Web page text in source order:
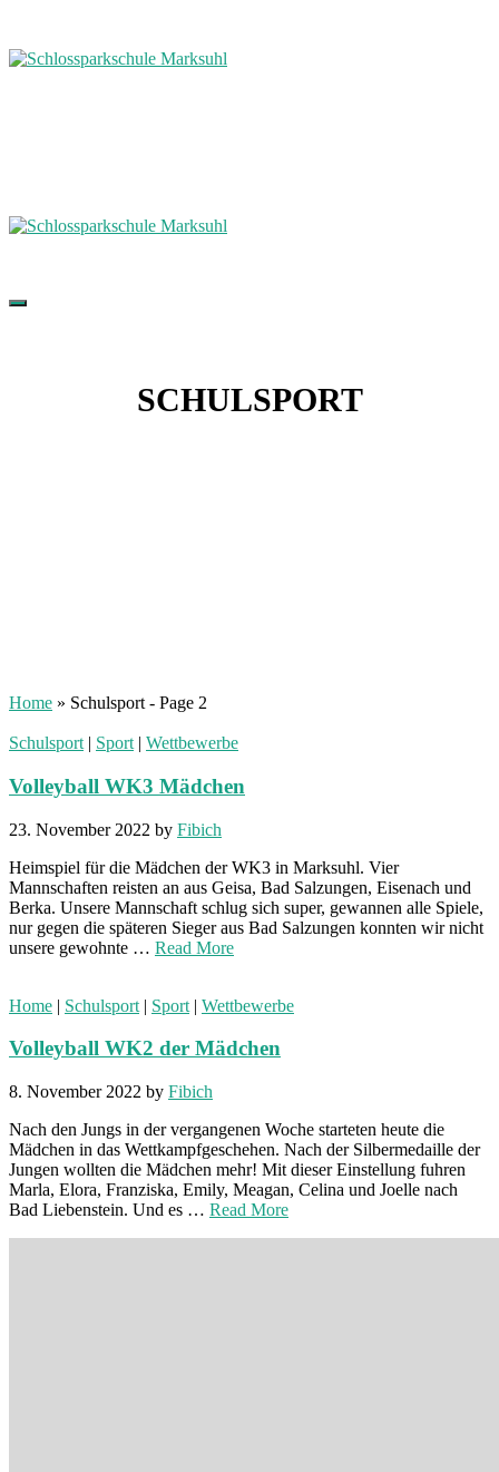
SCHULSPORT
Home » Schulsport - Page 2
Schulsport | Sport | Wettbewerbe
Volleyball WK3 Mädchen
23. November 2022 by Fibich
Heimspiel für die Mädchen der WK3 in Marksuhl. Vier
Mannschaften reisten an aus Geisa, Bad Salzungen, Eisenach und
Berka. Unsere Mannschaft schlug sich super, gewannen alle Spiele,
nur gegen die späteren Sieger aus Bad Salzungen konnten wir nicht
unsere gewohnte … Read More
Home | Schulsport | Sport | Wettbewerbe
Volleyball WK2 der Mädchen
8. November 2022 by Fibich
Nach den Jungs in der vergangenen Woche starteten heute die
Mädchen in das Wettkampfgeschehen. Nach der Silbermedaille der
Jungen wollten die Mädchen mehr! Mit dieser Einstellung fuhren
Marla, Elora, Franziska, Emily, Meagan, Celina und Joelle nach
Bad Liebenstein. Und es … Read More